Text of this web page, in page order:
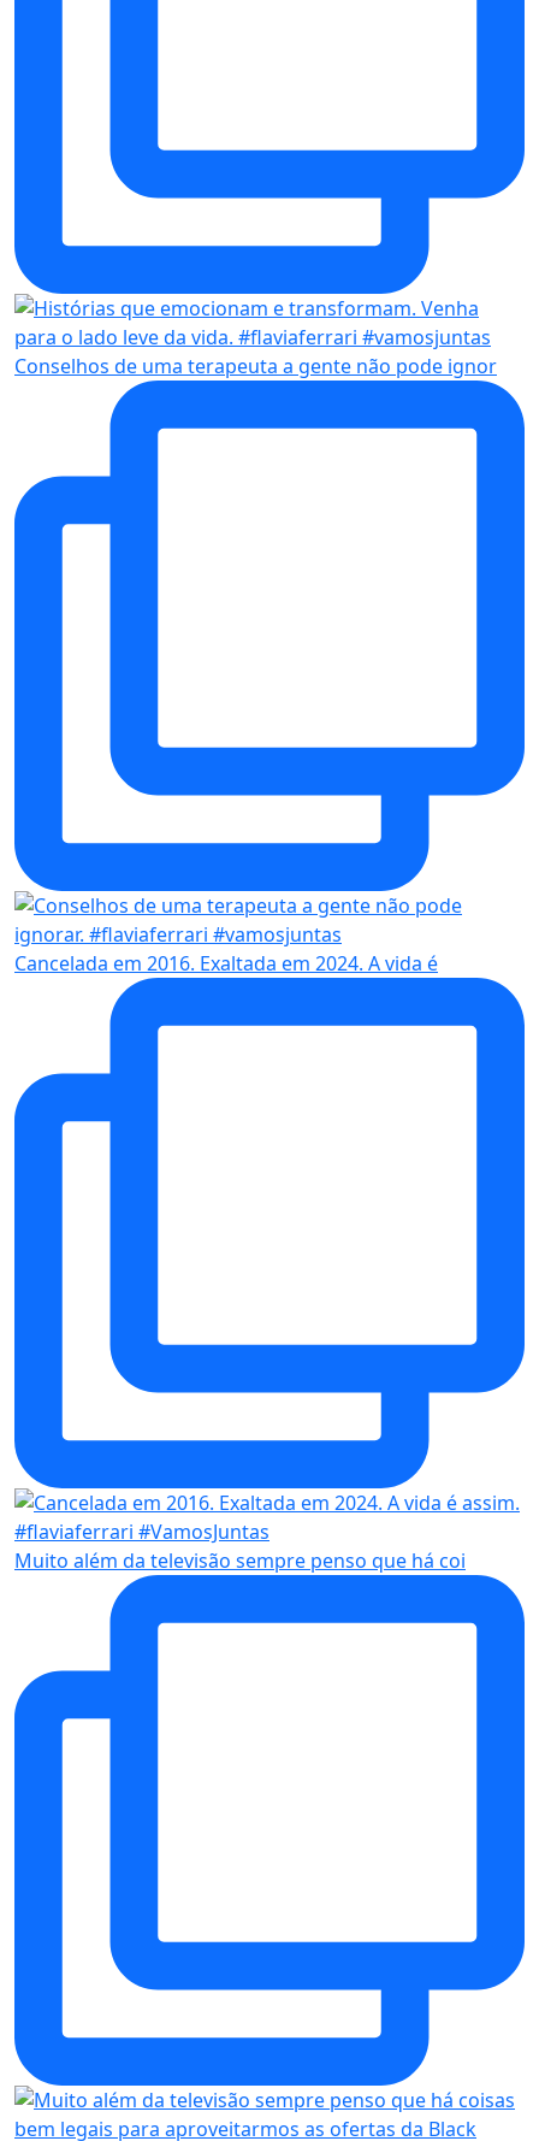
Conselhos de uma terapeuta a gente não pode ignor
Cancelada em 2016. Exaltada em 2024. A vida é
Muito além da televisão sempre penso que há coi